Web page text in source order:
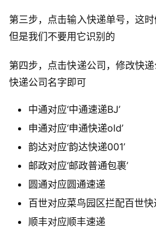
第三步，点击输入快递单号，这时
但是我们不要用它识别的
第四步，点击快递公司，修改快
快递公司名字即可
中通对应‘中通速递BJ’
申通对应‘申通快递old’
韵达对应‘韵达快递001’
邮政对应‘邮政普通包裹’
圆通对应圆通速递
百世对应菜鸟园区拦配百世快
顺丰对应顺丰速递